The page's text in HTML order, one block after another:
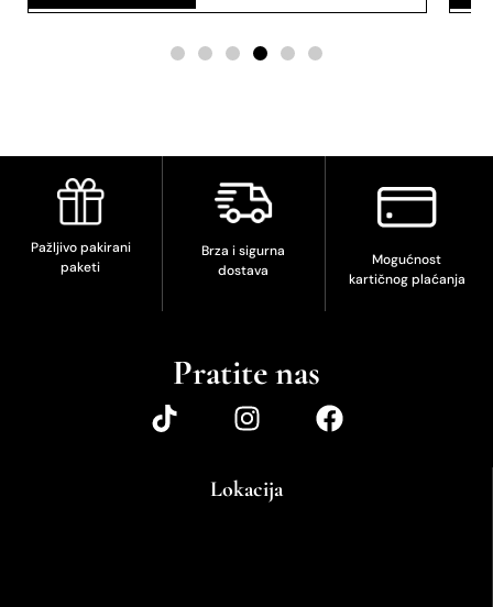
Pažljivo pakirani
paketi
Brza i sigurna
dostava
Mogućnost
kartičnog plaćanja
Pratite nas
Lokacija